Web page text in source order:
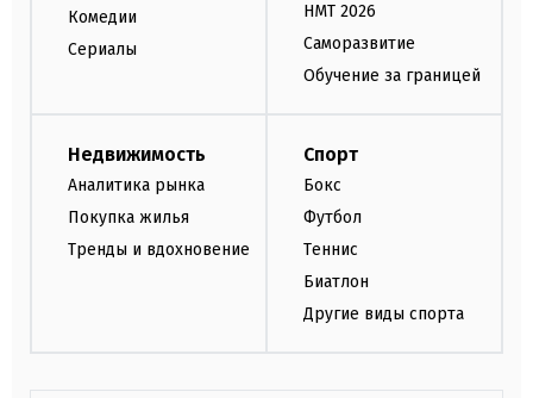
Комедии
Сериалы
НМТ 2026
Саморазвитие
Обучение за границей
Недвижимость
Аналитика рынка
Покупка жилья
Тренды и вдохновение
Спорт
Бокс
Футбол
Теннис
Биатлон
Другие виды спорта